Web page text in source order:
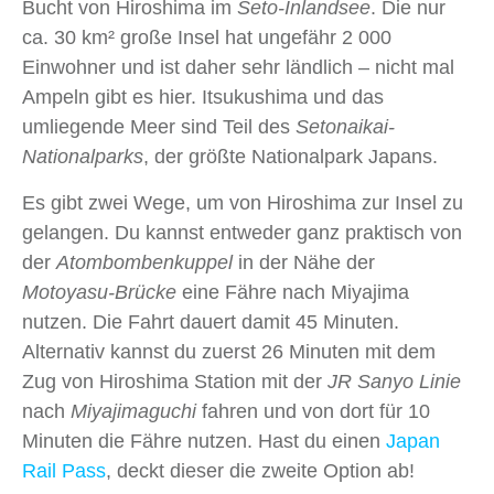
Bucht von Hiroshima im Seto-Inlandsee. Die nur
ca. 30 km² große Insel hat ungefähr 2 000
Einwohner und ist daher sehr ländlich – nicht mal
Ampeln gibt es hier. Itsukushima und das
umliegende Meer sind Teil des Setonaikai-
Nationalparks, der größte Nationalpark Japans.
Es gibt zwei Wege, um von Hiroshima zur Insel zu
gelangen. Du kannst entweder ganz praktisch von
der Atombombenkuppelin der Nähe der
Motoyasu-Brücke eine Fähre nach Miyajima
nutzen. Die Fahrt dauert damit 45 Minuten.
Alternativ kannst du zuerst 26 Minuten mit dem
Zug von Hiroshima Station mit der JR Sanyo Linie
nach Miyajimaguchifahren und von dort für 10
Minuten die Fähre nutzen. Hast du einen Japan
Rail Pass, deckt dieser die zweite Option ab!